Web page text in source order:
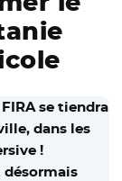
se tiendra
dans les
!
désormais